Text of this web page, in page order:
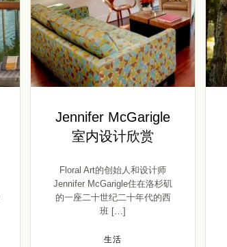
Jennifer McGarigle
室内设计欣赏
Floral Art的创始人和设计师
Jennifer McGarigle住在洛杉矶
的一座二十世纪二十年代的西
班 […]
生活